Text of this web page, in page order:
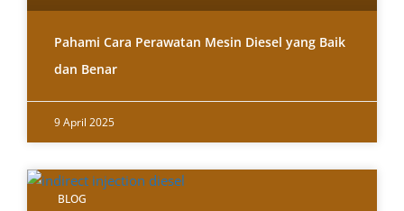
Pahami Cara Perawatan Mesin Diesel yang Baik
dan Benar
9 April 2025
BLOG